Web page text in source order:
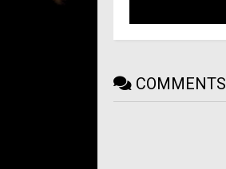
COMMENTS